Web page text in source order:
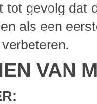
tot gevolg dat
als een
VAN